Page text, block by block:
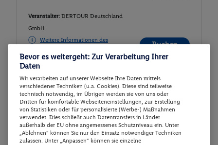
Veranstalter: DERTOUR Deutschland
GmbH
Weitere Informationen des
Buchen
26 weitere Angebote anzeigen
Suite
Zimmerdetails
Bevor es weitergeht: Zur Verarbeitung Ihrer
Daten
Wir verarbeiten auf unserer Webseite Ihre Daten mittels
verschiedener Techniken (u.a. Cookies). Diese sind teilweise
technisch notwendig, im Übrigen werden sie von uns oder
Dritten für komfortable Webseiteneinstellungen, zur Erstellung
von Statistiken oder für personalisierte (Werbe-) Maßnahmen
verwendet. Dies schließt auch Datentransfers in Länder
außerhalb der EU ohne angemessenes Schutzniveau ein. Unter
„Ablehnen“ können Sie nur den Einsatz notwendiger Techniken
zulassen. Unter „Anpassen“ können sie einzelne